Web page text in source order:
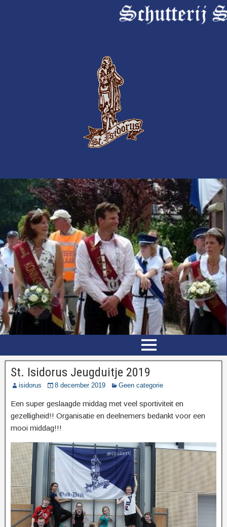
St. Isidorus Jeugduitje 2019
isidorus 8 december 2019 Geen categorie
Een super geslaagde middag met veel sportiviteit en
gezelligheid!! Organisatie en deelnemers bedankt voor een
mooi middag!!!